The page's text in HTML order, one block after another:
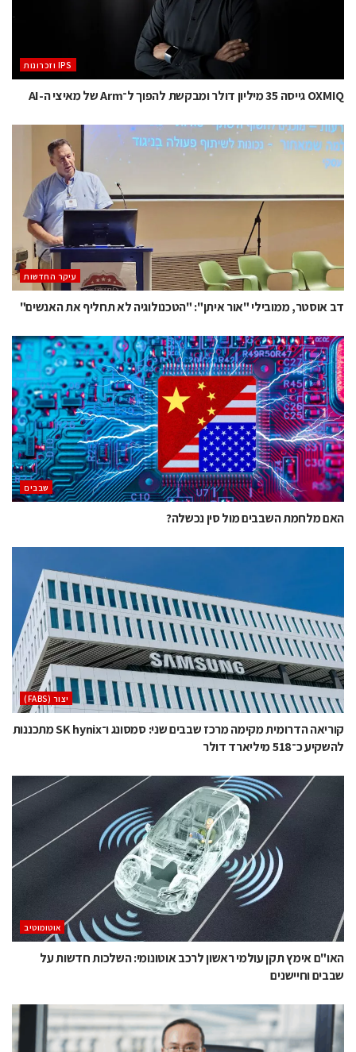
OXMIQ גייסה 35 מיליון דולר ומבקשת להפוך ל־Arm של מאיצי ה-AI
עיקר החדשות
דב אוסטר, ממובילי "אור איתן": "הטכנולוגיה לא תחליף את האנשים"
‫שבבים‬
האם מלחמת השבבים מול סין נכשלה?
‫יצור (‪(FABS‬‬
קוריאה הדרומית מקימה מרכז שבבים שני: סמסונג ו־SK hynix מתכננות
להשקיע כ־518 מיליארד דולר
אוטומוטיב
האו"ם אימץ תקן עולמי ראשון לרכב אוטונומי: השלכות חדשות על
שבבים וחיישנים